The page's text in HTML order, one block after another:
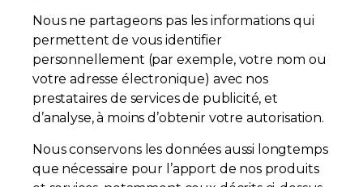
Nous ne partageons pas les informations qui
permettent de vous identifier
personnellement (par exemple, votre nom ou
votre adresse électronique) avec nos
prestataires de services de publicité, et
d’analyse, à moins d’obtenir votre autorisation.
Nous conservons les données aussi longtemps
que nécessaire pour l’apport de nos produits